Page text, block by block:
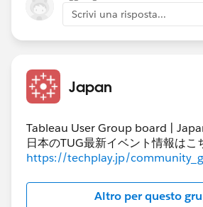
Scrivi una risposta...
Japan
Tableau User Group board |
日本のTUG最新イベント情報はこ
https://techplay.jp/
Altro per questo